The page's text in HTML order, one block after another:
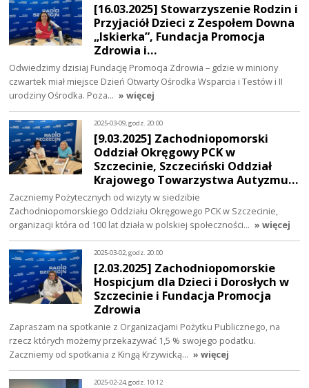
[16.03.2025] Stowarzyszenie Rodzin i
Przyjaciół Dzieci z Zespołem Downa
„Iskierka”, Fundacja Promocja
Zdrowia i…
Odwiedzimy dzisiaj Fundację Promocja Zdrowia – gdzie w miniony
czwartek miał miejsce Dzień Otwarty Ośrodka Wsparcia i Testów i II
urodziny Ośrodka. Poza… » więcej
2025-03-09, godz. 20:00
[9.03.2025] Zachodniopomorski
Oddział Okręgowy PCK w
Szczecinie, Szczeciński Oddział
Krajowego Towarzystwa Autyzmu…
Zaczniemy Pożytecznych od wizyty w siedzibie
Zachodniopomorskiego Oddziału Okręgowego PCK w Szczecinie,
organizacji która od 100 lat działa w polskiej społeczności… » więcej
2025-03-02, godz. 20:00
[2.03.2025] Zachodniopomorskie
Hospicjum dla Dzieci i Dorosłych w
Szczecinie i Fundacja Promocja
Zdrowia
Zapraszam na spotkanie z Organizacjami Pożytku Publicznego, na
rzecz których możemy przekazywać 1,5 % swojego podatku.
Zaczniemy od spotkania z Kingą Krzywicką… » więcej
2025-02-24, godz. 10:12